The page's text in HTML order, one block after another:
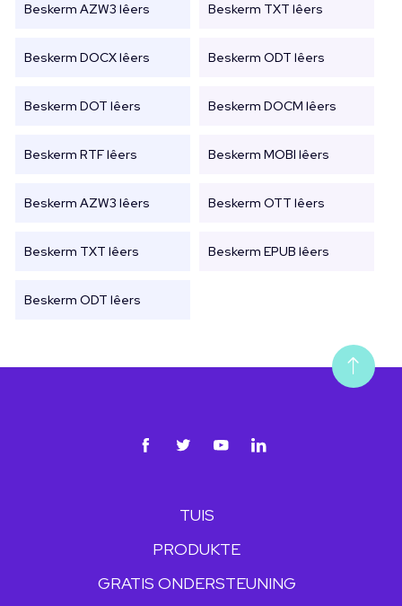
Beskerm AZW3 lêers Beskerm TXT lêers
Beskerm DOCX lêers Beskerm ODT lêers
Beskerm DOT lêers Beskerm DOCM lêers
Beskerm RTF lêers Beskerm MOBI lêers
Beskerm AZW3 lêers Beskerm OTT lêers
Beskerm TXT lêers Beskerm EPUB lêers
Beskerm ODT lêers
TUIS
PRODUKTE
GRATIS ONDERSTEUNING